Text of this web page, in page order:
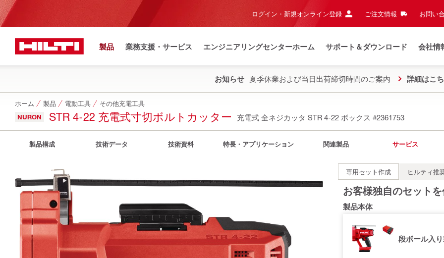
ログイン・新規オンライン登録 ご注文情報 お問い
製品 業務支援・サービス エンジニアリングセンターホーム サポート＆ダウンロード 会社情
お知らせ 夏季休業および当日出荷締切時間のご案内 詳細はこ
ホーム 製品 電動工具 その他充電工具
NURON STR 4-22 充電式寸切ボルトカッター 充電式 全ネジカッタ STR 4-22 ボックス #2361753
製品構成 技術データ 技術資料 特長・アプリケーション 関連製品 サービス
専用セット作成 ヒルティ推
お客様独自のセット
製品本体
段ボール入